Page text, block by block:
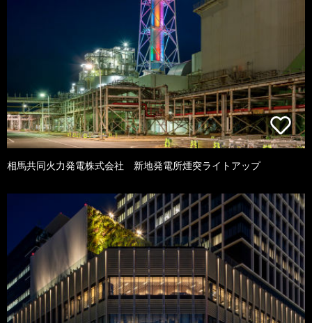
相馬共同火力発電株式会社 新地発電所煙突ライトアップ